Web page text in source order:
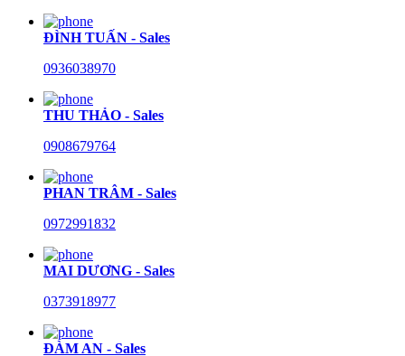
ĐÌNH TUẤN - Sales
0936038970
THU THẢO - Sales
0908679764
PHAN TRÂM - Sales
0972991832
MAI DƯƠNG - Sales
0373918977
ĐÀM AN - Sales